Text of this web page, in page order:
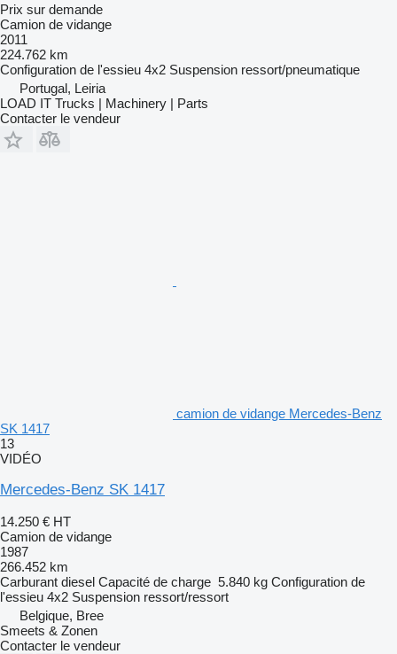
Prix sur demande
Camion de vidange
2011
224.762 km
Configuration de l'essieu 4x2 Suspension ressort/pneumatique
Portugal, Leiria
LOAD IT Trucks | Machinery | Parts
Contacter le vendeur
camion de vidange Mercedes-Benz
SK 1417
13
VIDÉO
Mercedes-Benz SK 1417
14.250 € HT
Camion de vidange
1987
266.452 km
Carburant diesel Capacité de charge 5.840 kg Configuration de
l'essieu 4x2 Suspension ressort/ressort
Belgique, Bree
Smeets & Zonen
Contacter le vendeur